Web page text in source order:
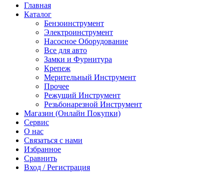
Главная
Каталог
Бензоинструмент
Электроинструмент
Насосное Оборудование
Все для авто
Замки и Фурнитура
Крепеж
Мерительный Инструмент
Прочее
Режущий Инструмент
Резьбонарезной Инструмент
Магазин (Онлайн Покупки)
Сервис
О нас
Связаться с нами
Избранное
Сравнить
Вход / Регистрация